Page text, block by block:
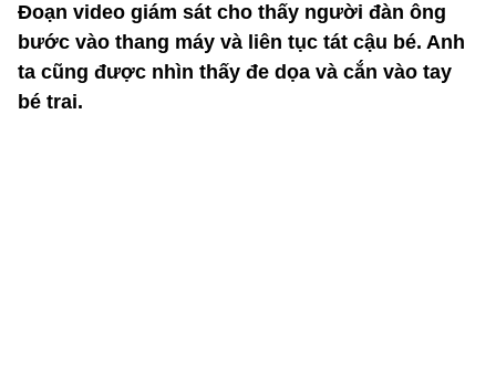
Đoạn video giám sát cho thấy người đàn ông
bước vào thang máy và liên tục tát cậu bé. Anh
ta cũng được nhìn thấy đe dọa và cắn vào tay
bé trai.